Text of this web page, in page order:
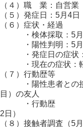
（４）職 業：自
（５）発症日：5月4日
（６）症状・経過
・検体採取：5月
・陽性判明：5月
・発症日の症状：
・現在の症状：軽
（７）行動歴等
・陽性患者との接
目）の友人
・行動歴 友
2日）
（８）接触者調査（5